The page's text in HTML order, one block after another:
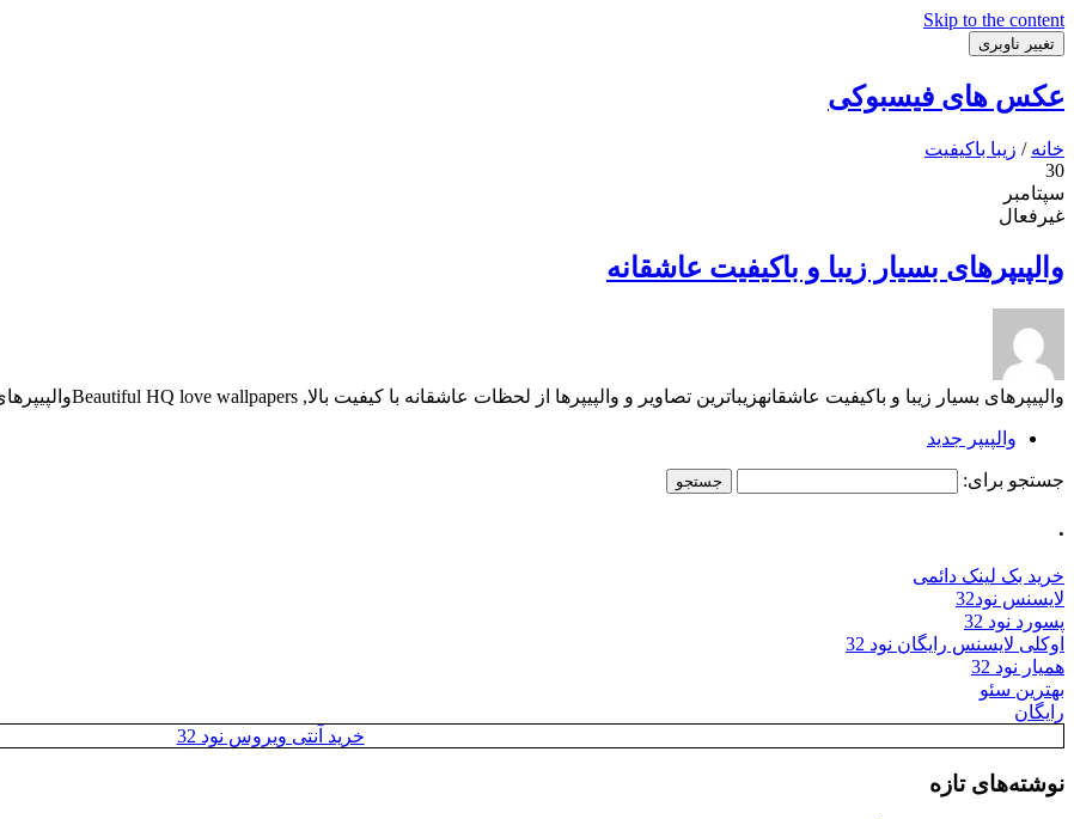
Skip to the content
تغییر ناوبری
عکس های فیسبوکی
خانه / زیبا باکیفیت
30
سپتامبر
غیرفعال
والپیپرهای بسیار زیبا و باکیفیت عاشقانه
والپیپرهای بسیار زیبا و باکیفیت عاشقانهزیباترین تصاویر و والپیپرها از لحظات عاشقانه با کیفیت بالا, Beautiful HQ love wallpapersوالپیپرهای بسیار زیبا و باکیفیت عاشقانه
والپیپر جدید
جستجو برای:
.
خرید بک لینک دائمی
لایسنس نود32
پسورد نود 32
اوکلی لایسنس رایگان نود 32
همیار نود 32
بهترین سئو
رایگان
خرید آنتی ویروس نود 32
نوشته‌های تازه